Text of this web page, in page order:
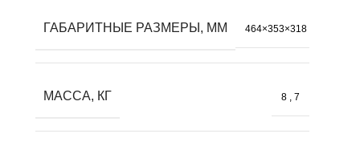
ГАБАРИТНЫЕ РАЗМЕРЫ, ММ 464×353×318
МАССА, КГ 8 , 7